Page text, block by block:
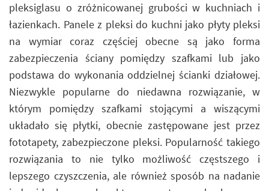
pleksiglasu o zróżnicowanej grubości w kuchniach i
łazienkach. Panele z pleksi do kuchni jako płyty pleksi
na wymiar coraz częściej obecne są jako forma
zabezpieczenia ściany pomiędzy szafkami lub jako
podstawa do wykonania oddzielnej ścianki działowej.
Niezwykle popularne do niedawna rozwiązanie, w
którym pomiędzy szafkami stojącymi a wiszącymi
układało się płytki, obecnie zastępowane jest przez
fototapety, zabezpieczone pleksi. Popularność takiego
rozwiązania to nie tylko możliwość częstszego i
lepszego czyszczenia, ale również sposób na nadanie